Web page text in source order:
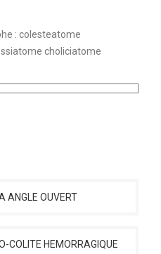
: colesteatome
choliciatome
ANGLE OUVERT
COLITE HEMORRAGIQUE